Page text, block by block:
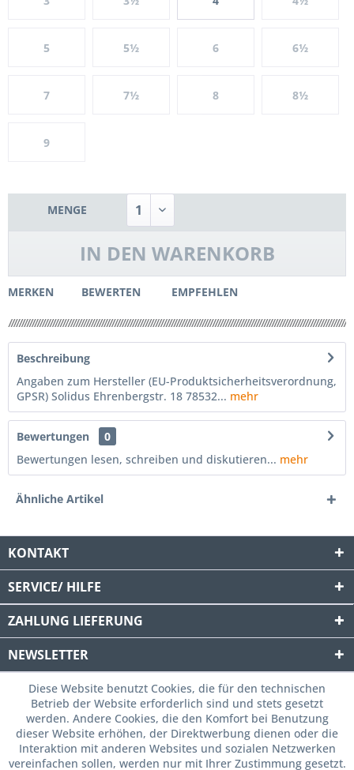
5 5½ 6 6½
7 7½ 8 8½
9
MENGE
IN DEN WARENKORB
MERKEN BEWERTEN EMPFEHLEN
Beschreibung
Angaben zum Hersteller (EU-Produktsicherheitsverordnung,
GPSR) Solidus Ehrenbergstr. 18 78532... mehr
Bewertungen
0
Bewertungen lesen, schreiben und diskutieren... mehr
Ähnliche Artikel
KONTAKT
SERVICE/ HILFE
ZAHLUNG LIEFERUNG
NEWSLETTER
Diese Website benutzt Cookies, die für den technischen
Betrieb der Website erforderlich sind und stets gesetzt
werden. Andere Cookies, die den Komfort bei Benutzung
dieser Website erhöhen, der Direktwerbung dienen oder die
Interaktion mit anderen Websites und sozialen Netzwerken
vereinfachen sollen, werden nur mit Ihrer Zustimmung gesetzt.